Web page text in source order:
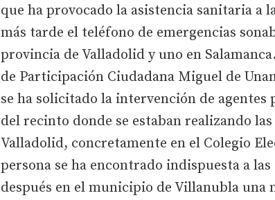
que ha provocado la asistencia sanitaria a
más tarde el teléfono de emergencias
provincia de Valladolid y uno en
de Participación Ciudadana Miguel de
se ha solicitado la intervención de
del recinto donde se estaban realizando
Valladolid, concretamente en el Colegio
persona se ha encontrado indispuesta a
después en el municipio de Villanubla una